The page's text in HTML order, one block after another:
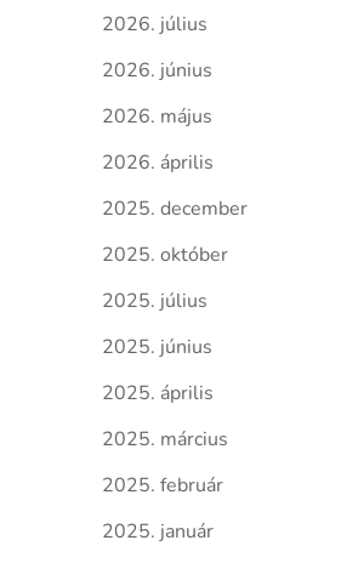
2026. július
2026. június
2026. május
2026. április
2025. december
2025. október
2025. július
2025. június
2025. április
2025. március
2025. február
2025. január